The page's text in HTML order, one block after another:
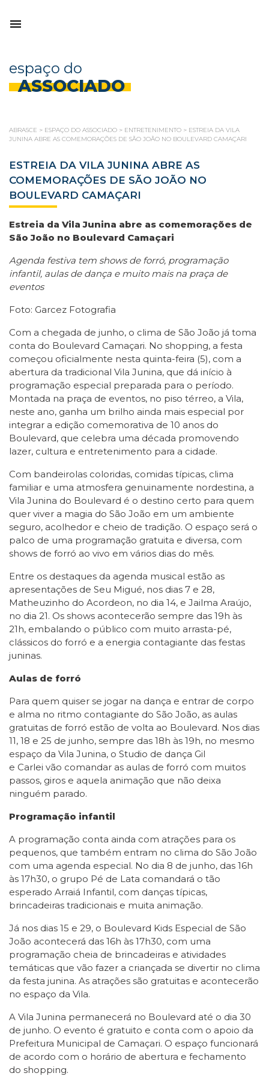
espaço do
ASSOCIADO
ABRASCE > ESPAÇO DO ASSOCIADO > ENTRETENIMENTO > ESTREIA DA VILA
JUNINA ABRE AS COMEMORAÇÕES DE SÃO JOÃO NO BOULEVARD CAMAÇARI
ESTREIA DA VILA JUNINA ABRE AS
COMEMORAÇÕES DE SÃO JOÃO NO
BOULEVARD CAMAÇARI
Estreia da Vila Junina abre as comemorações de
São João no Boulevard Camaçari
Agenda festiva tem shows de forró, programação
infantil, aulas de dança e muito mais na praça de
eventos
Foto: Garcez Fotografia
Com a chegada de junho, o clima de São João já toma
conta do Boulevard Camaçari. No shopping, a festa
começou oficialmente nesta quinta-feira (5), com a
abertura da tradicional Vila Junina, que dá início à
programação especial preparada para o período.
Montada na praça de eventos, no piso térreo, a Vila,
neste ano, ganha um brilho ainda mais especial por
integrar a edição comemorativa de 10 anos do
Boulevard, que celebra uma década promovendo
lazer, cultura e entretenimento para a cidade.
Com bandeirolas coloridas, comidas típicas, clima
familiar e uma atmosfera genuinamente nordestina, a
Vila Junina do Boulevard é o destino certo para quem
quer viver a magia do São João em um ambiente
seguro, acolhedor e cheio de tradição. O espaço será o
palco de uma programação gratuita e diversa, com
shows de forró ao vivo em vários dias do mês.
Entre os destaques da agenda musical estão as
apresentações de Seu Migué, nos dias 7 e 28,
Matheuzinho do Acordeon, no dia 14, e Jailma Araújo,
no dia 21. Os shows acontecerão sempre das 19h às
21h, embalando o público com muito arrasta-pé,
clássicos do forró e a energia contagiante das festas
juninas.
Aulas de forró
Para quem quiser se jogar na dança e entrar de corpo
e alma no ritmo contagiante do São João, as aulas
gratuitas de forró estão de volta ao Boulevard. Nos dias
11, 18 e 25 de junho, sempre das 18h às 19h, no mesmo
espaço da Vila Junina, o Studio de dança Gil
e Carlei vão comandar as aulas de forró com muitos
passos, giros e aquela animação que não deixa
ninguém parado.
Programação infantil
A programação conta ainda com atrações para os
pequenos, que também entram no clima do São João
com uma agenda especial. No dia 8 de junho, das 16h
às 17h30, o grupo Pé de Lata comandará o tão
esperado Arraiá Infantil, com danças típicas,
brincadeiras tradicionais e muita animação.
Já nos dias 15 e 29, o Boulevard Kids Especial de São
João acontecerá das 16h às 17h30, com uma
programação cheia de brincadeiras e atividades
temáticas que vão fazer a criançada se divertir no clima
da festa junina. As atrações são gratuitas e acontecerão
no espaço da Vila.
A Vila Junina permanecerá no Boulevard até o dia 30
de junho. O evento é gratuito e conta com o apoio da
Prefeitura Municipal de Camaçari. O espaço funcionará
de acordo com o horário de abertura e fechamento
do shopping.